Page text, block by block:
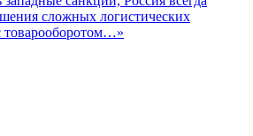
сложных логистических
товарооборотом…»